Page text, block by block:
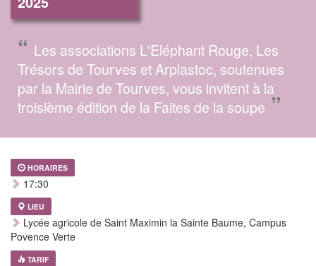
“ Les associations L'Eléphant Rouge, Les
Trésors de Tourves et Arplastoc, soutenues
par la Mairie de Tourves, vous invitent à la
troisième édition de la Faites de la soupe ”
HORAIRES
17:30
LIEU
Lycée agricole de Saint Maximin la Sainte Baume, Campus
Povence Verte
TARIF